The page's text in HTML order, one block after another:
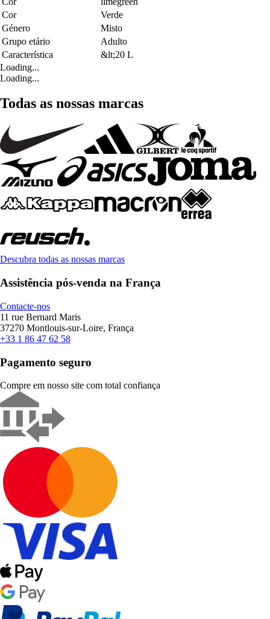
Cor
Verde
Género
Misto
Grupo etário
Adulto
Característica
&lt;20 L
Loading...
Loading...
Todas as nossas marcas
Descubra todas as nossas marcas
Assistência pós-venda na França
Contacte-nos
11 rue Bernard Maris
37270 Montlouis-sur-Loire, França
+33 1 86 47 62 58
Pagamento seguro
Compre em nosso site com total confiança